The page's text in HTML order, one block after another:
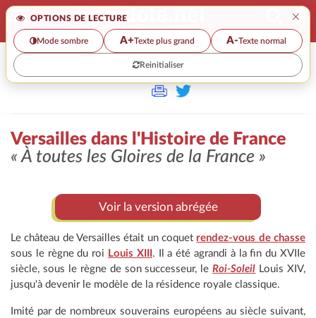
OPTIONS DE LECTURE ×
Mode sombre A+Texte plus grand A-Texte normal
Reinitialiser
>> VERSAILLES DANS L'HISTOIRE DE FRANCE
Versailles dans l'Histoire de France
« À toutes les Gloires de la France »
Voir la version abrégée
Le château de Versailles était un coquet rendez-vous de chasse
sous le règne du roi Louis XIII . Il a été agrandi à la fin du XVIIe
siècle, sous le règne de son successeur, leRoi-Soleil Louis XIV,
jusqu'à devenir le modèle de la résidence royale classique.
Imité par de nombreux souverains européens au siècle suivant,